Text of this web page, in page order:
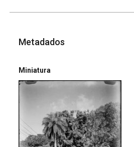
Metadados
Miniatura